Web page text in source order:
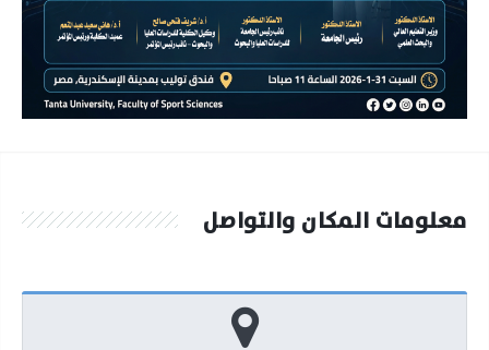
معلومات المكان والتواصل